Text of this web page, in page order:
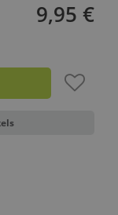
9,95 €